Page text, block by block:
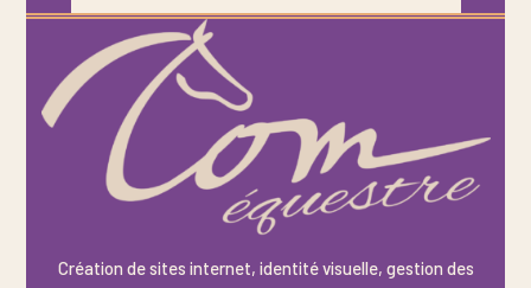
Création de sites internet, identité visuelle, gestion des